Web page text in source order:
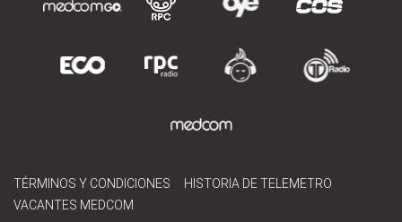
TÉRMINOS Y CONDICIONES
HISTORIA DE TELEMETRO
VACANTES MEDCOM